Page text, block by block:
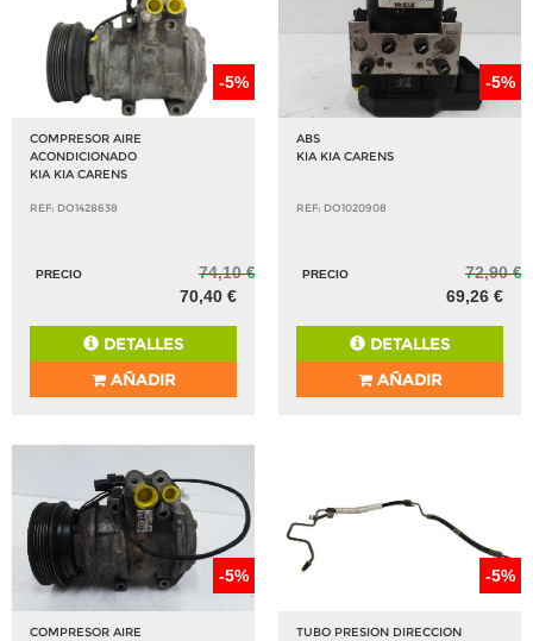
-5%
COMPRESOR AIRE
ACONDICIONADO
KIA KIA CARENS
REF: DO1428638
PRECIO
74,10 €
70,40 €
DETALLES
AÑADIR
-5%
ABS
KIA KIA CARENS
REF: DO1020908
PRECIO
72,90 €
69,26 €
DETALLES
AÑADIR
-5%
COMPRESOR AIRE
-5%
TUBO PRESION DIRECCION